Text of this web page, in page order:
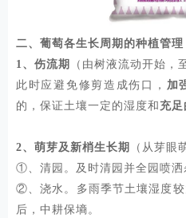
二、葡萄各生长周期的种植管理
1、伤流期
（由树液流动开始，
此时应避免修剪造成伤口， 加
的，保证土壤一定的湿度和 充
2、萌芽及新梢生长期 （从芽眼
①、清园。及时清园并全园喷洒
②、浇水。多雨季节土壤湿度
后，中耕保墒。